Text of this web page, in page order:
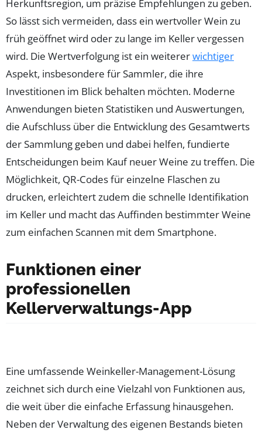
Herkunftsregion, um präzise Empfehlungen zu geben.
So lässt sich vermeiden, dass ein wertvoller Wein zu
früh geöffnet wird oder zu lange im Keller vergessen
wird. Die Wertverfolgung ist ein weitererwichtiger
Aspekt, insbesondere für Sammler, die ihre
Investitionen im Blick behalten möchten. Moderne
Anwendungen bieten Statistiken und Auswertungen,
die Aufschluss über die Entwicklung des Gesamtwerts
der Sammlung geben und dabei helfen, fundierte
Entscheidungen beim Kauf neuer Weine zu treffen. Die
Möglichkeit, QR-Codes für einzelne Flaschen zu
drucken, erleichtert zudem die schnelle Identifikation
im Keller und macht das Auffinden bestimmter Weine
zum einfachen Scannen mit dem Smartphone.
Funktionen einer
professionellen
Kellerverwaltungs-App
Eine umfassende Weinkeller-Management-Lösung
zeichnet sich durch eine Vielzahl von Funktionen aus,
die weit über die einfache Erfassung hinausgehen.
Neben der Verwaltung des eigenen Bestands bieten